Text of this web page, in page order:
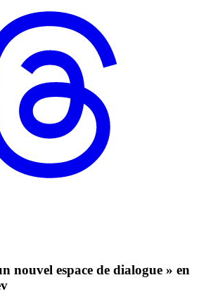
nouvel espace de dialogue » en